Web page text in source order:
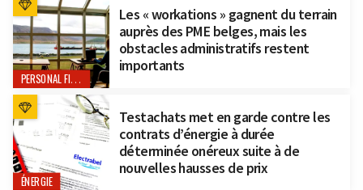
PERSONAL FINANCE
Les « workations » gagnent du terrain
auprès des PME belges, mais les
obstacles administratifs restent
importants
ÉNERGIE
Testachats met en garde contre les
contrats d’énergie à durée
déterminée onéreux suite à de
nouvelles hausses de prix